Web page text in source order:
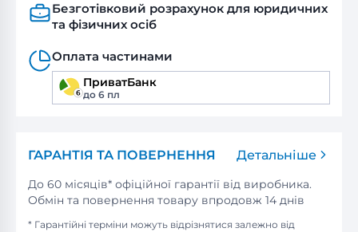
Безготівковий розрахунок для юридичних
та фізичних осіб
Оплата частинами
ПриватБанк
до 6 пл
ГАРАНТІЯ ТА ПОВЕРНЕННЯ Детальніше
До 60 місяців* офіційної гарантії від виробника.
Обмін та повернення товару впродовж 14 днів
* Гарантійні терміни можуть відрізнятися залежно від